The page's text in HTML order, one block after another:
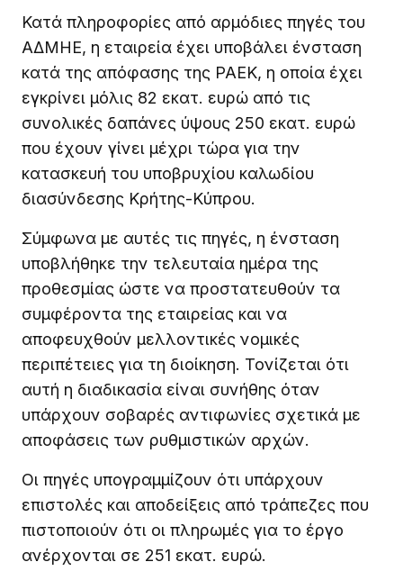
Κατά πληροφορίες από αρμόδιες πηγές του
ΑΔΜΗΕ, η εταιρεία έχει υποβάλει ένσταση
κατά της απόφασης της ΡΑΕΚ, η οποία έχει
εγκρίνει μόλις 82 εκατ. ευρώ από τις
συνολικές δαπάνες ύψους 250 εκατ. ευρώ
που έχουν γίνει μέχρι τώρα για την
κατασκευή του υποβρυχίου καλωδίου
διασύνδεσης Κρήτης-Κύπρου.
Σύμφωνα με αυτές τις πηγές, η ένσταση
υποβλήθηκε την τελευταία ημέρα της
προθεσμίας ώστε να προστατευθούν τα
συμφέροντα της εταιρείας και να
αποφευχθούν μελλοντικές νομικές
περιπέτειες για τη διοίκηση. Τονίζεται ότι
αυτή η διαδικασία είναι συνήθης όταν
υπάρχουν σοβαρές αντιφωνίες σχετικά με
αποφάσεις των ρυθμιστικών αρχών.
Οι πηγές υπογραμμίζουν ότι υπάρχουν
επιστολές και αποδείξεις από τράπεζες που
πιστοποιούν ότι οι πληρωμές για το έργο
ανέρχονται σε 251 εκατ. ευρώ.